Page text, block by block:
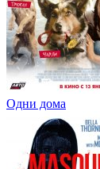
Одни дома